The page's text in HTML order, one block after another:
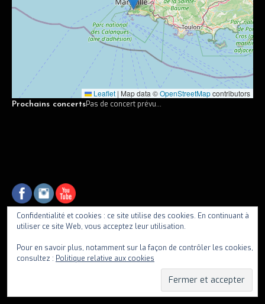
Concerts
Concerts passés
Vidéos
Discographie
Musiciens
Leaflet | Map data ©OpenStreetMapcontributors
Prochains concertsPas de concert prévu...
Confidentialité et cookies : ce site utilise des cookies. En continuant à
utiliser ce site Web, vous acceptez leur utilisation.
Pour en savoir plus, notamment sur la façon de contrôler les cookies,
consultez : Politique relative aux cookies